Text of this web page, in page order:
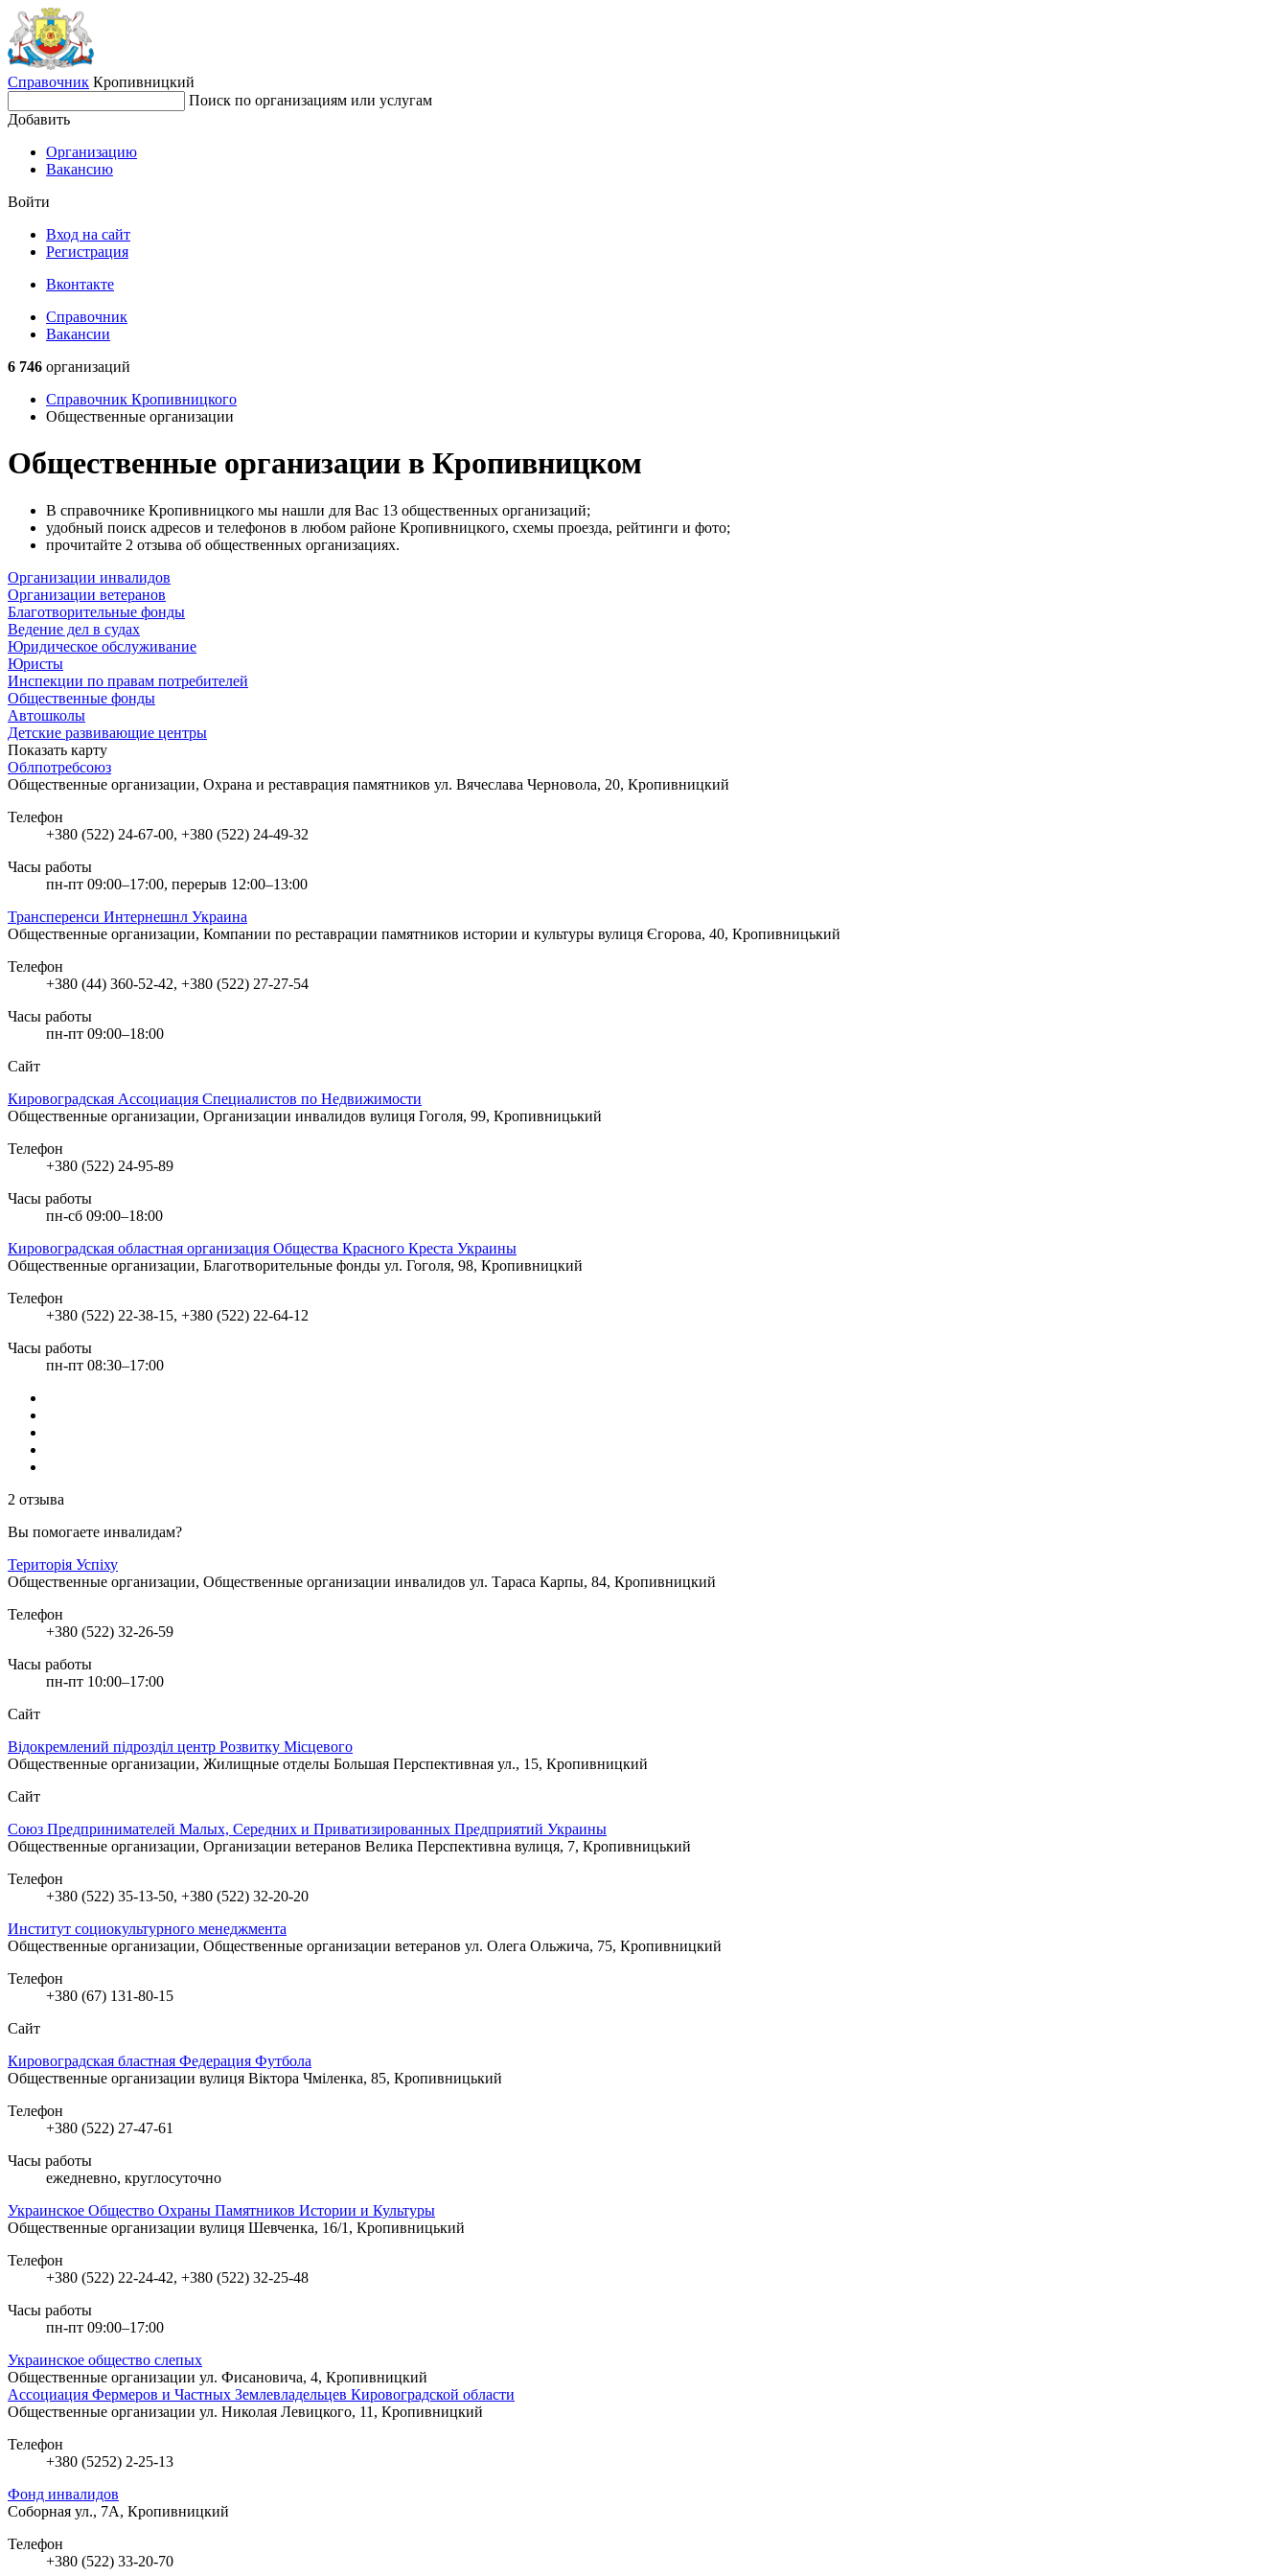
Справочник Кропивницкий
Поиск по организациям или услугам
Добавить
Организацию
Вакансию
Войти
Вход на сайт
Регистрация
Вконтакте
Справочник
Вакансии
6 746 организаций
Справочник Кропивницкого
Общественные организации
Общественные организации в Кропивницком
В справочнике Кропивницкого мы нашли для Вас 13 общественных организаций;
удобный поиск адресов и телефонов в любом районе Кропивницкого, схемы проезда, рейтинги и фото;
прочитайте 2 отзыва об общественных организациях.
Организации инвалидов
Организации ветеранов
Благотворительные фонды
Ведение дел в судах
Юридическое обслуживание
Юристы
Инспекции по правам потребителей
Общественные фонды
Автошколы
Детские развивающие центры
Показать карту
Облпотребсоюз
Общественные организации, Охрана и реставрация памятников ул. Вячеслава Черновола, 20, Кропивницкий
Телефон
+380 (522) 24-67-00, +380 (522) 24-49-32
Часы работы
пн-пт 09:00–17:00, перерыв 12:00–13:00
Трансперенси Интернешнл Украина
Общественные организации, Компании по реставрации памятников истории и культуры вулиця Єгорова, 40, Кропивницький
Телефон
+380 (44) 360-52-42, +380 (522) 27-27-54
Часы работы
пн-пт 09:00–18:00
Сайт
Кировоградская Ассоциация Специалистов по Недвижимости
Общественные организации, Организации инвалидов вулиця Гоголя, 99, Кропивницький
Телефон
+380 (522) 24-95-89
Часы работы
пн-сб 09:00–18:00
Кировоградская областная организация Общества Красного Креста Украины
Общественные организации, Благотворительные фонды ул. Гоголя, 98, Кропивницкий
Телефон
+380 (522) 22-38-15, +380 (522) 22-64-12
Часы работы
пн-пт 08:30–17:00
2 отзыва
Вы помогаете инвалидам?
Територія Успіху
Общественные организации, Общественные организации инвалидов ул. Тараса Карпы, 84, Кропивницкий
Телефон
+380 (522) 32-26-59
Часы работы
пн-пт 10:00–17:00
Сайт
Відокремлений підрозділ центр Розвитку Місцевого
Общественные организации, Жилищные отделы Большая Перспективная ул., 15, Кропивницкий
Сайт
Союз Предпринимателей Малых, Середних и Приватизированных Предприятий Украины
Общественные организации, Организации ветеранов Велика Перспективна вулиця, 7, Кропивницький
Телефон
+380 (522) 35-13-50, +380 (522) 32-20-20
Институт социокультурного менеджмента
Общественные организации, Общественные организации ветеранов ул. Олега Ольжича, 75, Кропивницкий
Телефон
+380 (67) 131-80-15
Сайт
Кировоградская бластная Федерация Футбола
Общественные организации вулиця Віктора Чміленка, 85, Кропивницький
Телефон
+380 (522) 27-47-61
Часы работы
ежедневно, круглосуточно
Украинское Общество Охраны Памятников Истории и Культуры
Общественные организации вулиця Шевченка, 16/1, Кропивницький
Телефон
+380 (522) 22-24-42, +380 (522) 32-25-48
Часы работы
пн-пт 09:00–17:00
Украинское общество слепых
Общественные организации ул. Фисановича, 4, Кропивницкий
Ассоциация Фермеров и Частных Землевладельцев Кировоградской области
Общественные организации ул. Николая Левицкого, 11, Кропивницкий
Телефон
+380 (5252) 2-25-13
Фонд инвалидов
Соборная ул., 7А, Кропивницкий
Телефон
+380 (522) 33-20-70